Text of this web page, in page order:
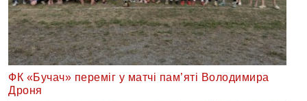
ФК «Бучач» переміг у матчі пам’яті Володимира
Дроня